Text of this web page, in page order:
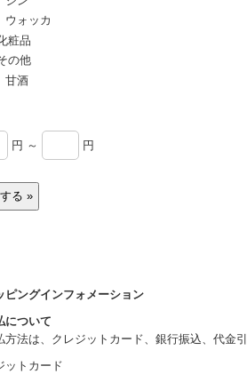
ウォッカ
粧品
の他
甘酒
円 ～
円
ピングインフォメーション
について
方法は、クレジットカード、銀行振込、代金引
ットカード